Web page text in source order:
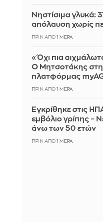
Νηστίσιμα γλυκά:
απόλαυση χωρίς
ΠΡΙΝ ΑΠΌ 1 ΜΈΡΑ
«Όχι πια
Ο Μητσοτάκης
πλατφόρμας
ΠΡΙΝ ΑΠΌ 1 ΜΈΡΑ
Εγκρίθηκε στις
εμβόλιο γρίπης –
άνω των 50 ετών
ΠΡΙΝ ΑΠΌ 1 ΜΈΡΑ